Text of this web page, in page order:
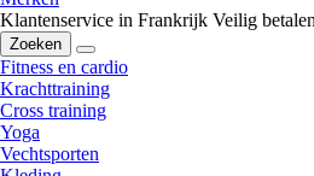
Klantenservice in Frankrijk Veilig
Zoeken
Fitness en cardio
Krachttraining
Cross training
Yoga
Vechtsporten